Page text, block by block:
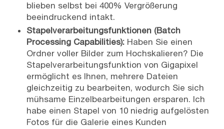
blieben selbst bei 400% Vergrößerung
beeindruckend intakt.
Stapelverarbeitungsfunktionen (Batch
Processing Capabilities):Haben Sie einen
Ordner voller Bilder zum Hochskalieren? Die
Stapelverarbeitungsfunktion von Gigapixel
ermöglicht es Ihnen, mehrere Dateien
gleichzeitig zu bearbeiten, wodurch Sie sich
mühsame Einzelbearbeitungen ersparen. Ich
habe einen Stapel von 10 niedrig aufgelösten
Fotos für die Galerie eines Kunden